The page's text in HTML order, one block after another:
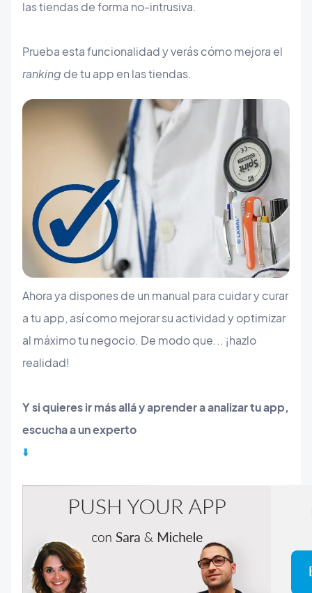
las tiendas de forma no-intrusiva.
Prueba esta funcionalidad y verás cómo mejora el
ranking de tu app en las tiendas.
Ahora ya dispones de un manual para cuidar y curar
a tu app, así como mejorar su actividad y optimizar
al máximo tu negocio. De modo que... ¡hazlo
realidad!
Y si quieres ir más allá y aprender a analizar tu app,
escucha a un experto
⬇️